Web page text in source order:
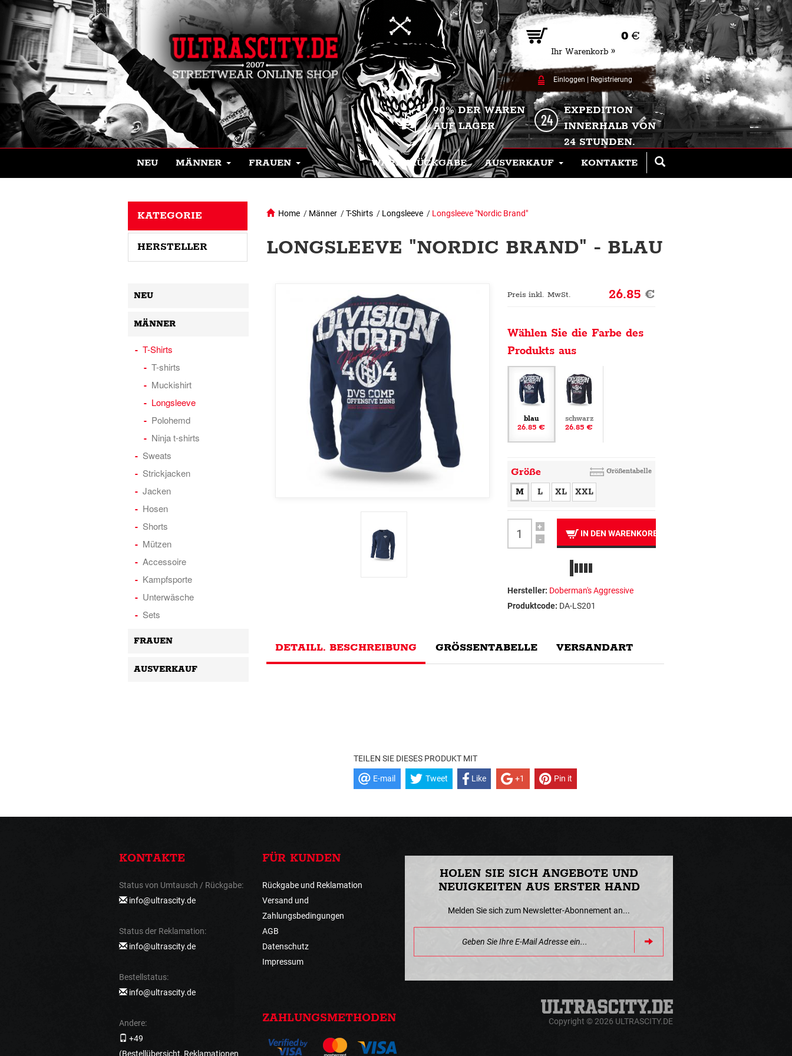
0 €
Ihr Warenkorb »
Einloggen Registrierung
90% DER WAREN
AUF LAGER
EXPEDITION
INNERHALB VON
24 STUNDEN.
NEU MÄNNER FRAUEN WARENRÜCKGABE AUSVERKAUF KONTAKTE
Home / Männer /T-Shirts / Longsleeve / Longsleeve "Nordic Brand"
LONGSLEEVE "NORDIC BRAND" - BLAU
Preis inkl. MwSt. 26.85€
Wählen Sie die Farbe des
Produkts aus
blau
26.85 €
schwarz
26.85 €
Größe Größentabelle
M L XL XXL
+
-
IN DEN WARENKORB
Hersteller: Doberman's Aggressive
Produktcode: DA-LS201
DETAILL. BESCHREIBUNG GRÖSSENTABELLE VERSANDART
TEILEN SIE DIESES PRODUKT MIT
E-mail Tweet Like +1 Pin it
KATEGORIE
HERSTELLER
NEU
MÄNNER
T-Shirts
T-shirts
Muckishirt
Longsleeve
Polohemd
Ninja t-shirts
Sweats
Strickjacken
Jacken
Hosen
Shorts
Mützen
Accessoire
Kampfsporte
Unterwäsche
Sets
FRAUEN
AUSVERKAUF
KONTAKTE
Status von Umtausch / Rückgabe:
info@ultrascity.de
Status der Reklamation:
info@ultrascity.de
Bestellstatus:
info@ultrascity.de
Andere:
+49
(Bestellübersicht, Reklamationen
FÜR KUNDEN
Rückgabe und Reklamation
Versand und
Zahlungsbedingungen
AGB
Datenschutz
Impressum
ZAHLUNGSMETHODEN
HOLEN SIE SICH ANGEBOTE UND
NEUIGKEITEN AUS ERSTER HAND
Melden Sie sich zum Newsletter-Abonnement an...
Copyright © 2026 ULTRASCITY.DE